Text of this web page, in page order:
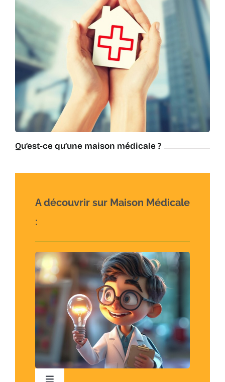
Qu’est-ce qu’une maison médicale ?
A découvrir sur Maison Médicale
: